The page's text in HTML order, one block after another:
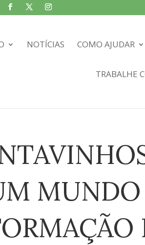
NOTÍCIAS COMO AJUDAR
TRABALHE
MUNDO